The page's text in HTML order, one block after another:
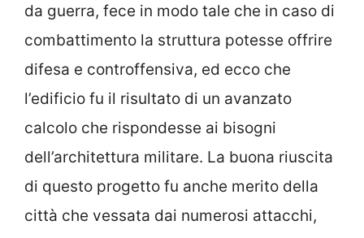
da guerra, fece in modo tale che in caso di
combattimento la struttura potesse offrire
difesa e controffensiva, ed ecco che
l’edificio fu il risultato di un avanzato
calcolo che rispondesse ai bisogni
dell’architettura militare. La buona riuscita
di questo progetto fu anche merito della
città che vessata dai numerosi attacchi,